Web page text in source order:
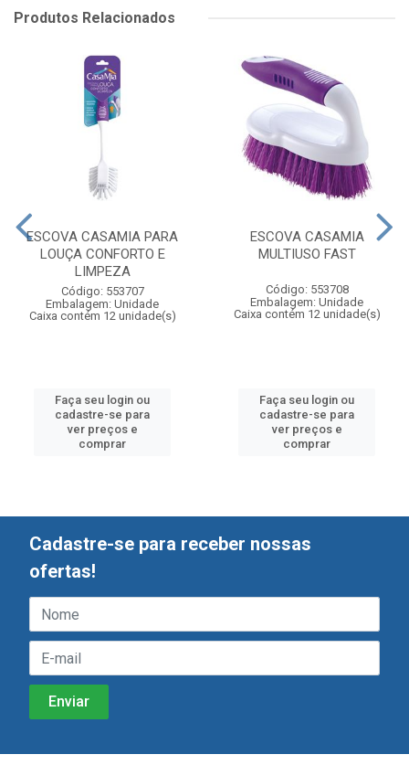
Produtos Relacionados
ESCOVA CASAMIA PARA
LOUÇA CONFORTO E
LIMPEZA
Código: 553707
Embalagem: Unidade
Caixa contém 12 unidade(s)
Faça seu login ou
cadastre-se para
ver preços e
comprar
ESCOVA CASAMIA
MULTIUSO FAST
Código: 553708
Embalagem: Unidade
Caixa contém 12 unidade(s)
Faça seu login ou
cadastre-se para
ver preços e
comprar
Cadastre-se para receber nossas
ofertas!